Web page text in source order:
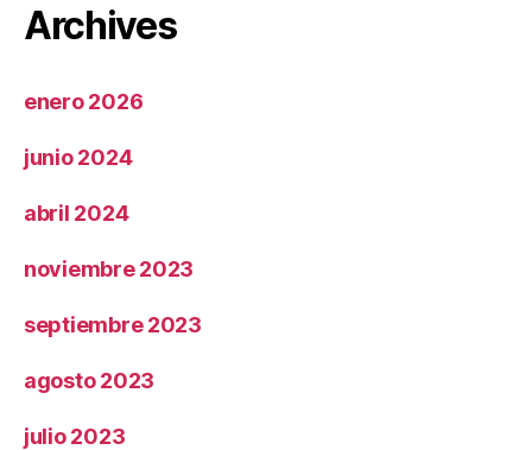
Archives
enero 2026
junio 2024
abril 2024
noviembre 2023
septiembre 2023
agosto 2023
julio 2023